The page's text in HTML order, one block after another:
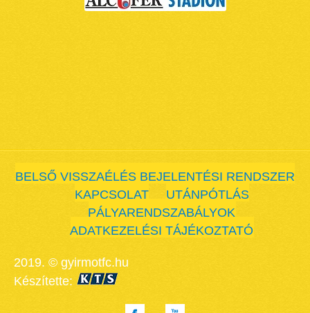
BELSŐ VISSZAÉLÉS BEJELENTÉSI RENDSZER
KAPCSOLAT
UTÁNPÓTLÁS
PÁLYARENDSZABÁLYOK
ADATKEZELÉSI TÁJÉKOZTATÓ
2019. © gyirmotfc.hu
Készítette: